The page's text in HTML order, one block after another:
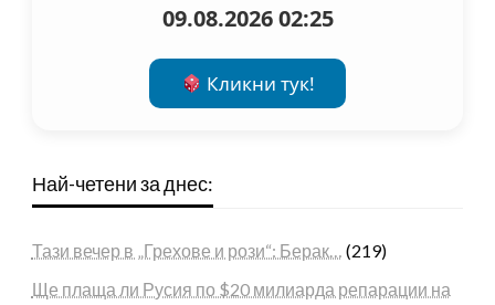
09.08.2026 02:25
Кликни тук!
Най-четени за днес:
Тази вечер в „Грехове и рози“: Берак… (219)
Ще плаща ли Русия по $20 милиарда репарации на